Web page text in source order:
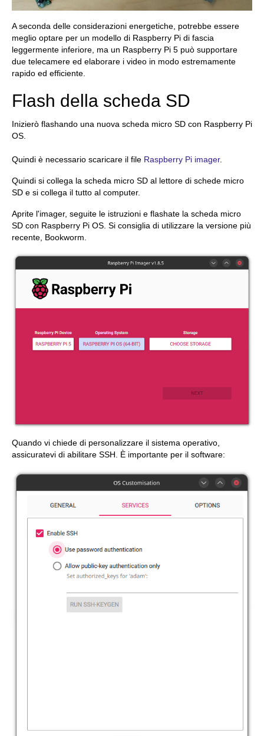
A seconda delle considerazioni energetiche, potrebbe essere
meglio optare per un modello di Raspberry Pi di fascia
leggermente inferiore, ma un Raspberry Pi 5 può supportare
due telecamere ed elaborare i video in modo estremamente
rapido ed efficiente.
Flash della scheda SD
Inizierò flashando una nuova scheda micro SD con Raspberry Pi
OS.
Quindi è necessario scaricare il file Raspberry Pi imager.
Quindi si collega la scheda micro SD al lettore di schede micro
SD e si collega il tutto al computer.
Aprite l'imager, seguite le istruzioni e flashate la scheda micro
SD con Raspberry Pi OS. Si consiglia di utilizzare la versione più
recente, Bookworm.
Quando vi chiede di personalizzare il sistema operativo,
assicuratevi di abilitare SSH. È importante per il software: